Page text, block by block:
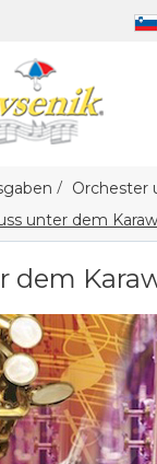
/ Orchester
unter dem
dem